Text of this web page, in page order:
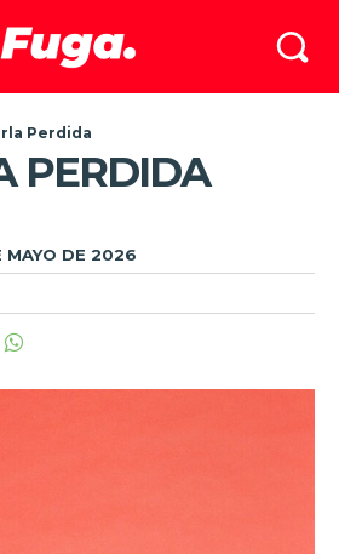
Perdida
PERDIDA
MAYO DE 2026